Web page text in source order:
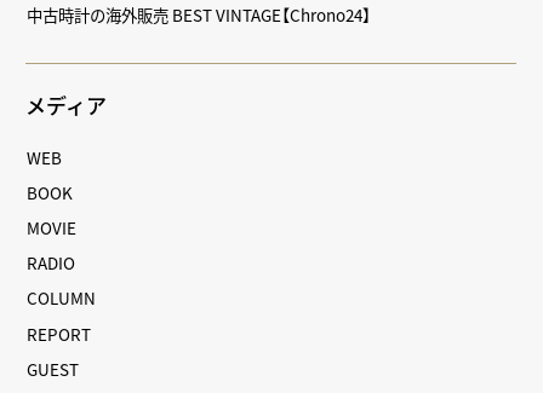
中古時計の海外販売 BEST VINTAGE【Chrono24】
メディア
WEB
BOOK
MOVIE
RADIO
COLUMN
REPORT
GUEST